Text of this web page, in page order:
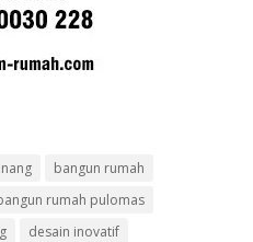
bangun rumah
rumah pulomas
desain inovatif